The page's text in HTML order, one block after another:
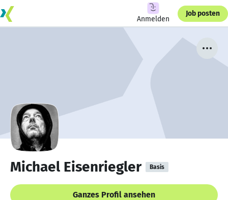
Anmelden
Job posten
Michael Eisenriegler Basis
Ganzes Profil ansehen